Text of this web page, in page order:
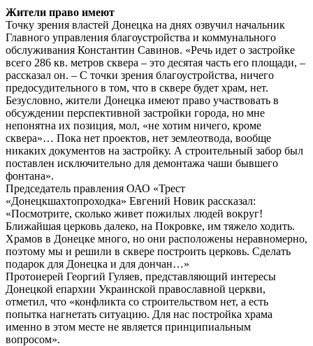
Жители право имеют
Точку зрения властей Донецка на днях озвучил начальник
Главного управления благоустройства и коммунального
обслуживания Константин Савинов. «Речь идет о застройке
всего 286 кв. метров сквера – это десятая часть его площади, –
рассказал он. – С точки зрения благоустройства, ничего
предосудительного в том, что в сквере будет храм, нет.
Безусловно, жители Донецка имеют право участвовать в
обсуждении перспективной застройки города, но мне
непонятна их позиция, мол, «не хотим ничего, кроме
сквера»… Пока нет проектов, нет землеотвода, вообще
никаких документов на застройку. А строительный забор был
поставлен исключительно для демонтажа чаши бывшего
фонтана».
Председатель правления ОАО «Трест
«Донецкшахтопроходка» Евгений Новик рассказал:
«Посмотрите, сколько живет пожилых людей вокруг!
Ближайшая церковь далеко, на Покровке, им тяжело ходить.
Храмов в Донецке много, но они расположены неравномерно,
поэтому мы и решили в сквере построить церковь. Сделать
подарок для Донецка и для дончан…»
Протоиерей Георгий Гуляев, представляющий интересы
Донецкой епархии Украинской православной церкви,
отметил, что «конфликта со строительством нет, а есть
попытка нагнетать ситуацию. Для нас постройка храма
именно в этом месте не является принципиальным
вопросом».